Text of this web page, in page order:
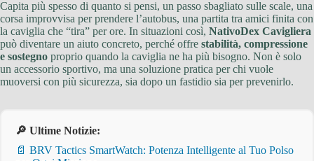
Capita più spesso di quanto si pensi, un passo sbagliato sulle scale, una
corsa improvvisa per prendere l’autobus, una partita tra amici finita con
la caviglia che “tira” per ore. In situazioni così, NativoDex Cavigliera
può diventare un aiuto concreto, perché offre stabilità, compressione
e sostegno proprio quando la caviglia ne ha più bisogno. Non è solo
un accessorio sportivo, ma una soluzione pratica per chi vuole
muoversi con più sicurezza, sia dopo un fastidio sia per prevenirlo.
🔎 Ultime Notizie:
📄 BRV Tactics SmartWatch: Potenza Intelligente al Tuo Polso